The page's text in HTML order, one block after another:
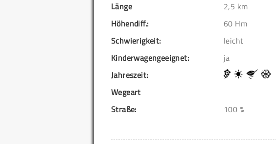
Länge
2,5 km
Höhendiff.:
60 Hm
Schwierigkeit:
leicht
Kinderwagengeeignet:
ja
Jahreszeit:
Wegeart
Straße:
100 %